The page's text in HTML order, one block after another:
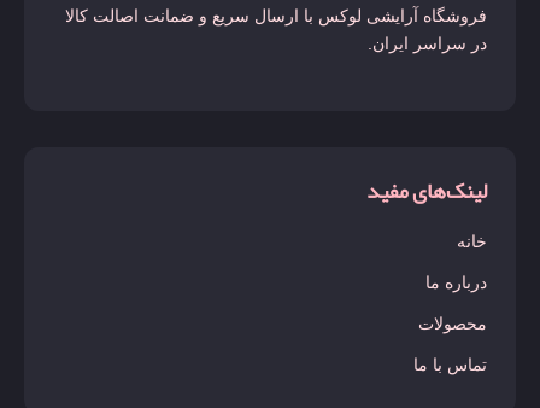
فروشگاه آرایشی لوکس با ارسال سریع و ضمانت اصالت کالا
در سراسر ایران.
لینک‌های مفید
خانه
درباره ما
محصولات
تماس با ما